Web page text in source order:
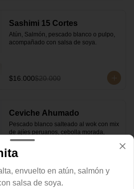
Sashimi 15 Cortes
Atún, Salmón, pescado blanco o pulpo,
acompañado con salsa de soya.
$16.000$20.000
Ceviche Ahumado
Pescado blanco salteado al wok con mix
de ajíes peruanos, cebolla morada,
choclo y cilantro.
$9.800$12.250
envuelto en atún, salmón y
salsa de soya.